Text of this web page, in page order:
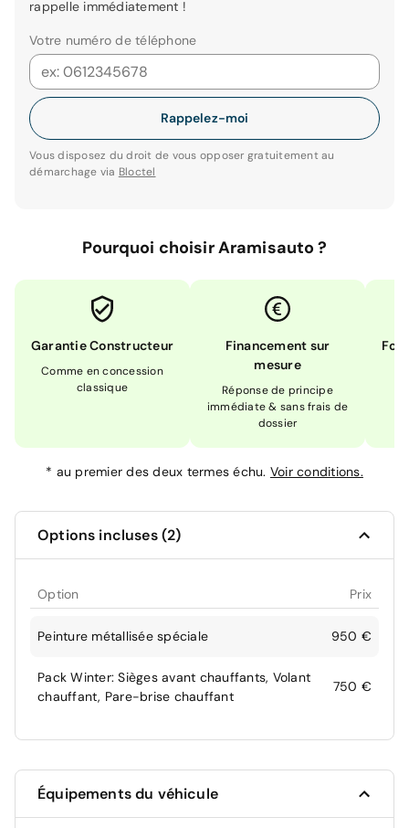
rappelle immédiatement !
Votre numéro de téléphone
Rappelez-moi
Vous disposez du droit de vous opposer gratuitement au
démarchage via Bloctel
Pourquoi choisir Aramisauto ?
Garantie Constructeur
Comme en concession
classique
Financement sur
mesure
Réponse de principe
immédiate & sans frais de
dossier
* au premier des deux termes échu. Voir conditions.
Options incluses (2)
Option Prix
Peinture métallisée spéciale 950 €
Pack Winter: Sièges avant chauffants, Volant
chauffant, Pare-brise chauffant
750 €
Équipements du véhicule